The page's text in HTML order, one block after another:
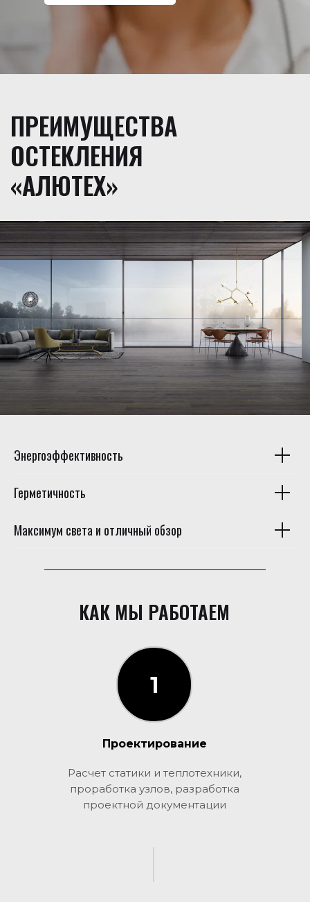
ПРЕИМУЩЕСТВА
ОСТЕКЛЕНИЯ
«АЛЮТЕХ»
Энергоэффективность
Герметичность
Максимум света и отличный обзор
1
Расчет статики и теплотехники,
проработка узлов, разработка
проектной документации
Проектирование
1
КАК МЫ РАБОТАЕМ